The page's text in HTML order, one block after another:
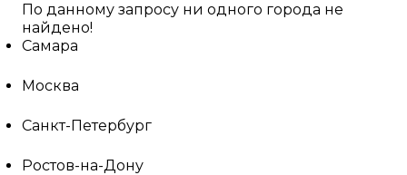
По данному запросу ни одного города не
найдено!
Самара
Москва
Санкт-Петербург
Ростов-на-Дону